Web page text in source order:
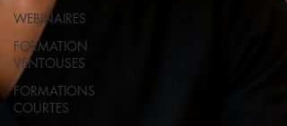
WEBINAIRES
FORMATION
VENTOUSES
FORMATIONS
COURTES